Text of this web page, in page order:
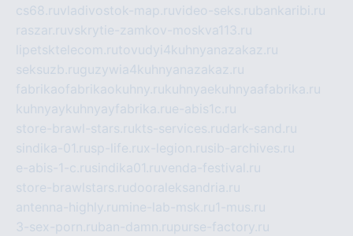
cs68.ruvladivostok-map.ruvideo-seks.rubankaribi.ru
raszar.ruvskrytie-zamkov-moskva113.ru
lipetsktelecom.rutovudyi4kuhnyanazakaz.ru
seksuzb.ruguzywia4kuhnyanazakaz.ru
fabrikaofabrikaokuhny.rukuhnyaekuhnyaafabrika.ru
kuhnyaykuhnyayfabrika.rue-abis1c.ru
store-brawl-stars.rukts-services.rudark-sand.ru
sindika-01.rusp-life.rux-legion.rusib-archives.ru
e-abis-1-c.rusindika01.ruvenda-festival.ru
store-brawlstars.rudooraleksandria.ru
antenna-highly.ru mine-lab-msk.ru1-mus.ru
3-sex-porn.ruban-damn.rupurse-factory.ru